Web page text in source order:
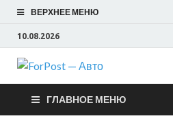
ВЕРХНЕЕ МЕНЮ
10.08.2026
ГЛАВНОЕ МЕНЮ